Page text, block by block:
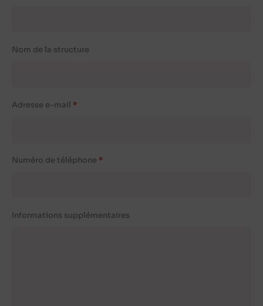
Nom de la structure
Adresse e-mail
Numéro de téléphone
Informations supplémentaires